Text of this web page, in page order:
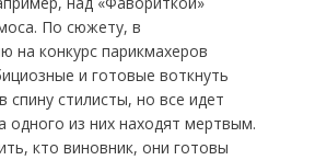
По сюжету, в
на конкурс парикмахеров
и готовые воткнуть
спину стилисты, но все идет
одного из них находят мертвым.
кто виновник, они готовы